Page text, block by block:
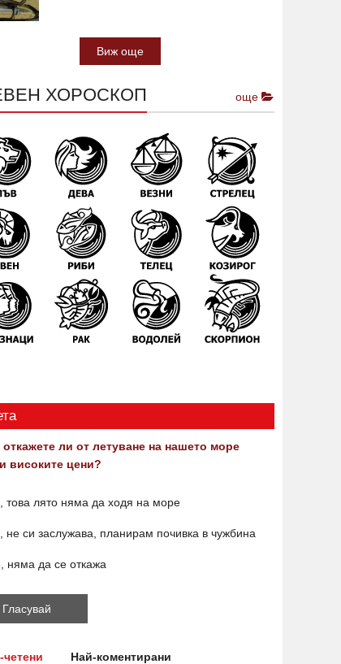
Виж още
ХОРОСКОП още
ли от летуване на нашето море
високите цени?
това лято няма да ходя на море
не си заслужава, планирам почивка в чужбина
няма да се откажа
четени Най-коментирани